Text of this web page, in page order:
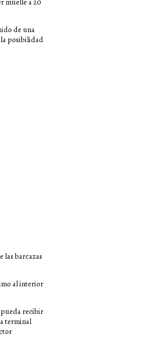
muelle a 20
de una
la posibilidad
las barcazas
al interior
pueda recibir
terminal